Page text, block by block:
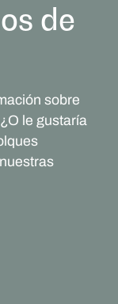
de
sobre
le gustaría